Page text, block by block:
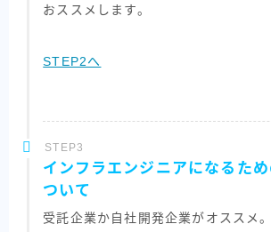
おススメします。
STEP2へ
STEP3
インフラエンジニアになるた
ついて
受託企業か自社開発企業がオススメ